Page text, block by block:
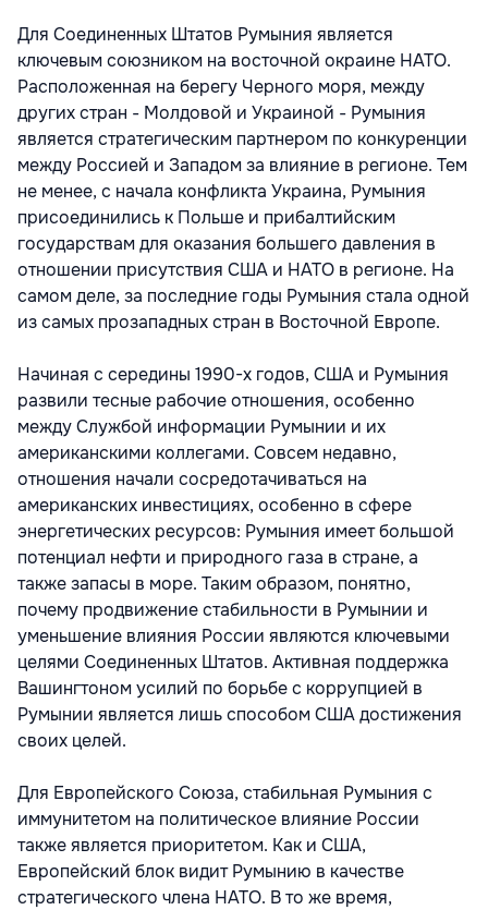
Для Соединенных Штатов Румыния является
ключевым союзником на восточной окраине НАТО.
Расположенная на берегу Черного моря, между
других стран - Молдовой и Украиной - Румыния
является стратегическим партнером по конкуренции
между Россией и Западом за влияние в регионе. Тем
не менее, с начала конфликта Украина, Румыния
присоединились к Польше и прибалтийским
государствам для оказания большего давления в
отношении присутствия США и НАТО в регионе. На
самом деле, за последние годы Румыния стала одной
из самых прозападных стран в Восточной Европе.
Начиная с середины 1990-х годов, США и Румыния
развили тесные рабочие отношения, особенно
между Службой информации Румынии и их
американскими коллегами. Совсем недавно,
отношения начали сосредотачиваться на
американских инвестициях, особенно в сфере
энергетических ресурсов: Румыния имеет большой
потенциал нефти и природного газа в стране, а
также запасы в море. Таким образом, понятно,
почему продвижение стабильности в Румынии и
уменьшение влияния России являются ключевыми
целями Соединенных Штатов. Активная поддержка
Вашингтоном усилий по борьбе с коррупцией в
Румынии является лишь способом США достижения
своих целей.
Для Европейского Союза, стабильная Румыния с
иммунитетом на политическое влияние России
также является приоритетом. Как и США,
Европейский блок видит Румынию в качестве
стратегического члена НАТО. В то же время,